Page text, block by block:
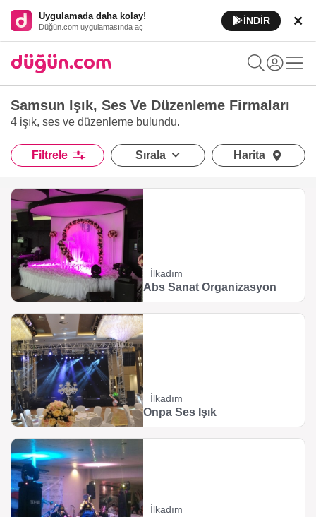
Uygulamada daha kolay!
Düğün.com uygulamasında aç
İNDİR
Samsun Işık, Ses Ve Düzenleme Firmaları
4 işık, ses ve düzenleme bulundu.
Filtrele Sırala Harita
İlkadım
Abs Sanat Organizasyon
İlkadım
Onpa Ses Işık
İlkadım